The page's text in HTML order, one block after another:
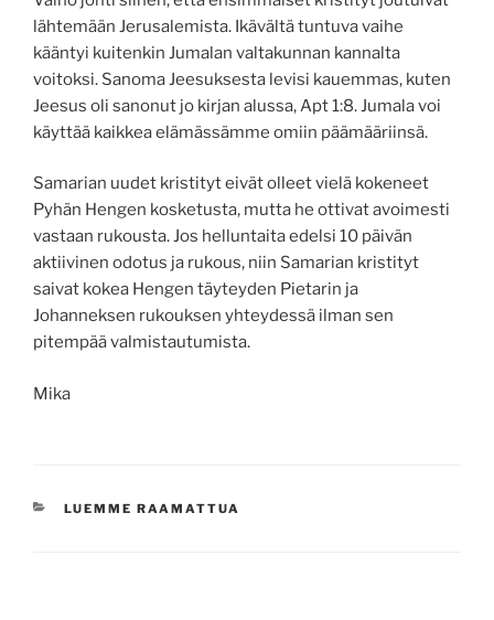
lähtemään Jerusalemista. Ikävältä tuntuva vaihe
kääntyi kuitenkin Jumalan valtakunnan kannalta
voitoksi. Sanoma Jeesuksesta levisi kauemmas, kuten
Jeesus oli sanonut jo kirjan alussa, Apt 1:8. Jumala voi
käyttää kaikkea elämässämme omiin päämääriinsä.
Samarian uudet kristityt eivät olleet vielä kokeneet
Pyhän Hengen kosketusta, mutta he ottivat avoimesti
vastaan rukousta. Jos helluntaita edelsi 10 päivän
aktiivinen odotus ja rukous, niin Samarian kristityt
saivat kokea Hengen täyteyden Pietarin ja
Johanneksen rukouksen yhteydessä ilman sen
pitempää valmistautumista.
Mika
KATEGORIAT
LUEMME RAAMATTUA